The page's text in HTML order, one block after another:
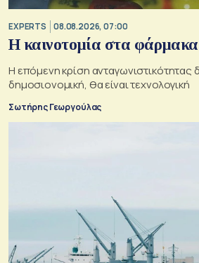
EXPERTS 08.08.2026, 07:00
Η καινοτομία στα φάρμακα
Η επόμενη κρίση ανταγωνιστικότητας
δημοσιονομική, θα είναι τεχνολογική
Σωτήρης Γεωργούλας